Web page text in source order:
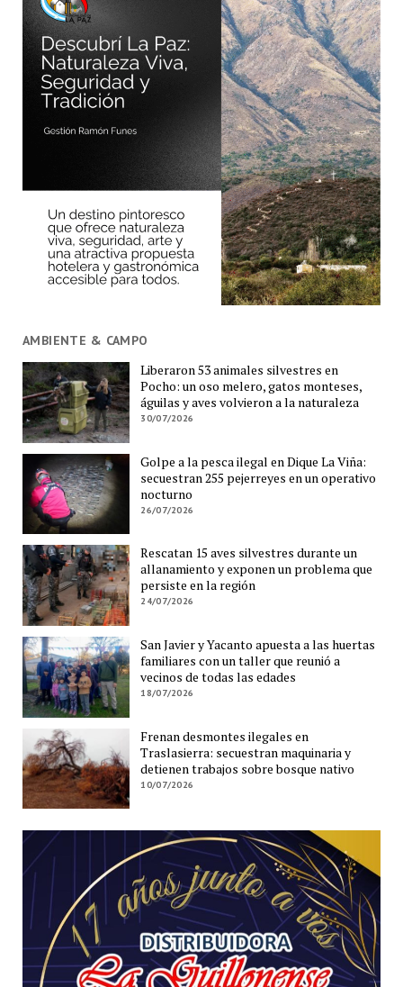
AMBIENTE & CAMPO
Liberaron 53 animales silvestres en
Pocho: un oso melero, gatos monteses,
águilas y aves volvieron a la naturaleza
30/07/2026
Golpe a la pesca ilegal en Dique La Viña:
secuestran 255 pejerreyes en un operativo
nocturno
26/07/2026
Rescatan 15 aves silvestres durante un
allanamiento y exponen un problema que
persiste en la región
24/07/2026
San Javier y Yacanto apuesta a las huertas
familiares con un taller que reunió a
vecinos de todas las edades
18/07/2026
Frenan desmontes ilegales en
Traslasierra: secuestran maquinaria y
detienen trabajos sobre bosque nativo
10/07/2026